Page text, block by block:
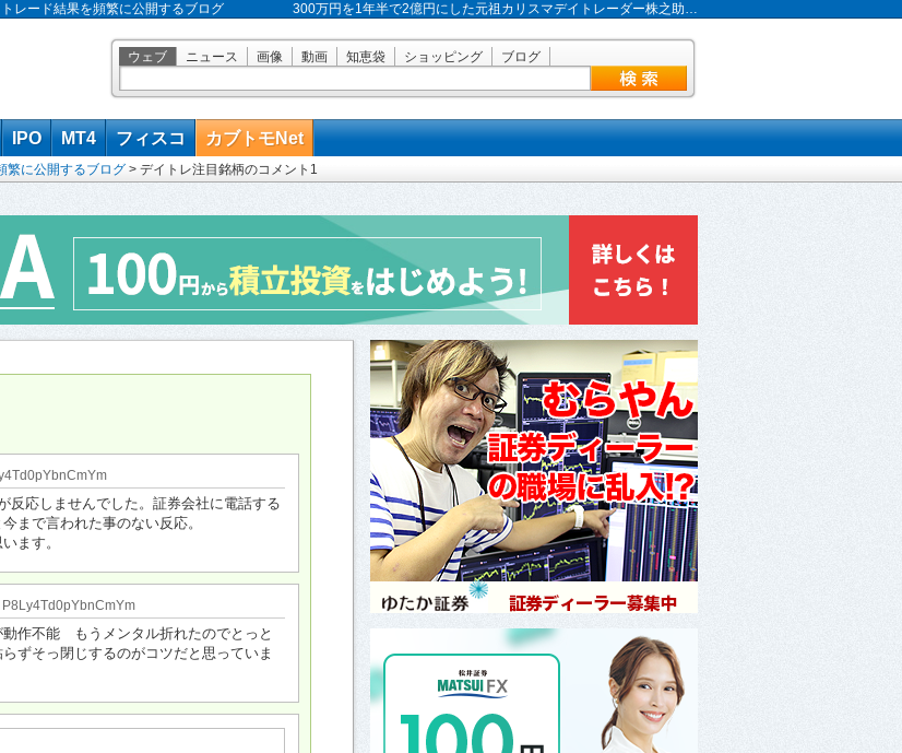
レード結果を頻繁に公開するブログ 300万円を1年半で2億円にした元祖カリスマデイトレーダー株之助…
ウェブ ニュース 画像 動画 知恵袋 ショッピング ブログ
IPO MT4 フィスコ カブトモNet
繁に公開するブログ > デイトレ注目銘柄のコメント1
反応しませんでした。証券会社に電話する
まで言われた事のない反応。
ます。
作不能 もうメンタル折れたのでとっと
ずそっ閉じするのがコツだと思っていま